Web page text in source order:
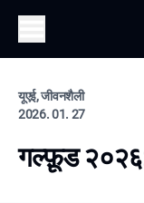
यूएई, जीवनशैली
2026. 01. 27
गल्फ़ूड २०२६: